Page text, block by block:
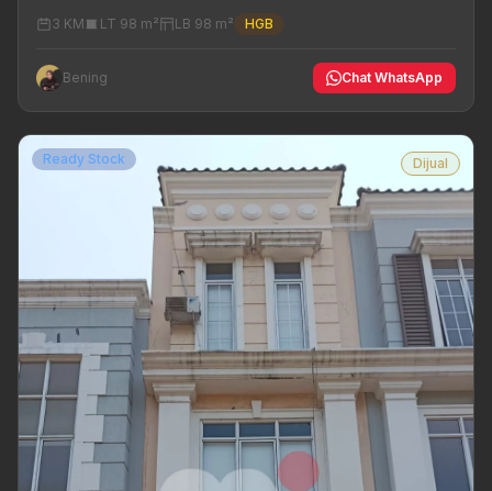
3 KM
LT 98 m² LB 98 m² HGB
Bening Chat WhatsApp
Ready Stock Dijual